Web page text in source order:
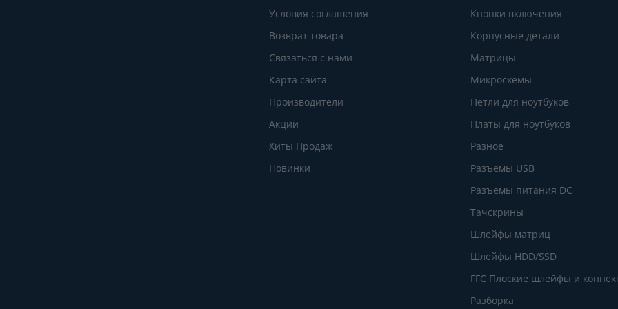
Условия соглашения
Возврат товара
Связаться с нами
Карта сайта
Производители
Акции
Хиты Продаж
Новинки
Кнопки включения
Корпусные детали
Матрицы
Микросхемы
Петли для ноутбуков
Платы для ноутбуков
Разное
Разъемы USB
Разъемы питания DC
Тачскрины
Шлейфы матриц
Шлейфы HDD/SSD
FFC Плоские шлейфы и
Разборка